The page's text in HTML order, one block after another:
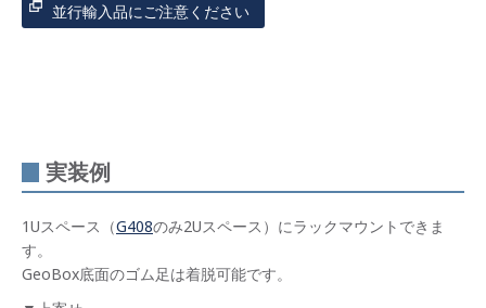
並行輸入品にご注意ください
実装例
1Uスペース（G408のみ2Uスペース）にラックマウントできま
す。
GeoBox底面のゴム足は着脱可能です。